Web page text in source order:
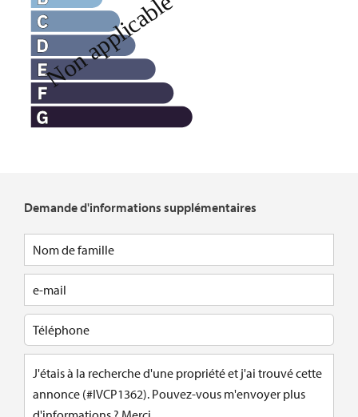
Demande d'informations supplémentaires